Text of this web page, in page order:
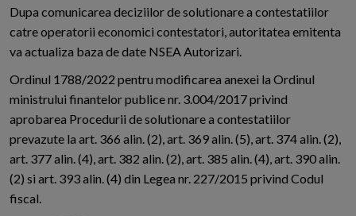
Dupa comunicarea deciziilor de solutionare a contestatiilor
catre operatorii economici contestatori, autoritatea emitenta
va actualiza baza de date NSEA Autorizari.
Ordinul 1788/2022 pentru modificarea anexei la Ordinul
ministrului finantelor publice nr. 3.004/2017 privind
aprobarea Procedurii de solutionare a contestatiilor
prevazute la art. 366 alin. (2), art. 369 alin. (5), art. 374 alin. (2),
art. 377 alin. (4), art. 382 alin. (2), art. 385 alin. (4), art. 390 alin.
(2) si art. 393 alin. (4) din Legea nr. 227/2015 privind Codul
fiscal.